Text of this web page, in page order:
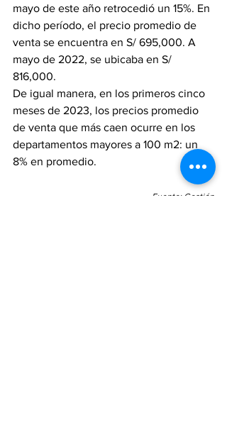
mayo de este año retrocedió un 15%. En
dicho período, el precio promedio de
venta se encuentra en S/ 695,000. A
mayo de 2022, se ubicaba en S/
816,000.
De igual manera, en los primeros cinco
meses de 2023, los precios promedio
de venta que más caen ocurre en los
departamentos mayores a 100 m2: un
8% en promedio.
Fuente: Gestión